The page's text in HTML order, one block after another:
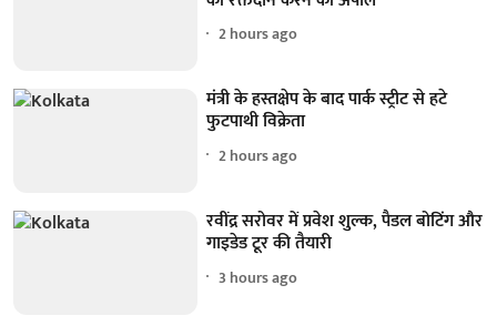
2 hours ago
मंत्री के हस्तक्षेप के बाद पार्क स्ट्रीट से हटे
फुटपाथी विक्रेता
2 hours ago
रवींद्र सरोवर में प्रवेश शुल्क, पैडल बोटिंग और
गाइडेड टूर की तैयारी
3 hours ago